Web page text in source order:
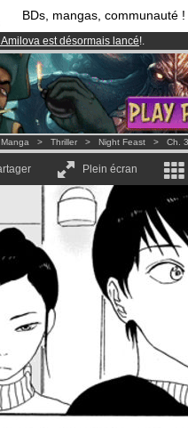
BDs, mangas, communauté !
Amilova est désormais lancé!.
à partir de3.95 eurospar
membreset 1000BDs & Mangas!
Manga > Thriller > Night Feast > Ch. 3
Plein écran